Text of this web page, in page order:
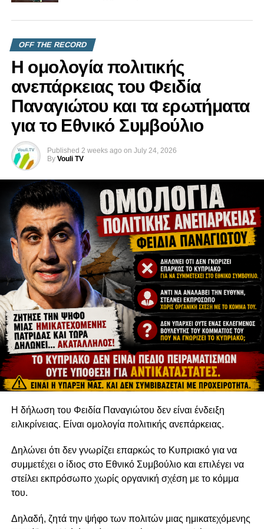
OFF THE RECORD
Η ομολογία πολιτικής
ανεπάρκειας του Φειδία
Παναγιώτου και τα ερωτήματα
για το Εθνικό Συμβούλιο
Published 2 weeks ago on July 24, 2026
By Vouli TV
Η δήλωση του Φειδία Παναγιώτου δεν είναι ένδειξη
ειλικρίνειας. Είναι ομολογία πολιτικής ανεπάρκειας.
Δηλώνει ότι δεν γνωρίζει επαρκώς το Κυπριακό για να
συμμετέχει ο ίδιος στο Εθνικό Συμβούλιο και επιλέγει να
στείλει εκπρόσωπο χωρίς οργανική σχέση με το κόμμα
του.
Δηλαδή, ζητά την ψήφο των πολιτών μιας ημικατεχόμενης